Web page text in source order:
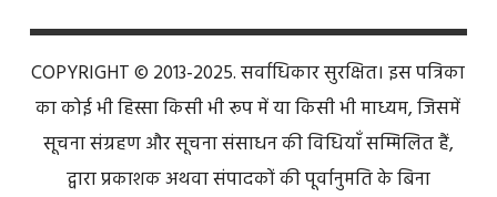
COPYRIGHT © 2013-2025. सर्वाधिकार सुरक्षित। इस पत्रिका
का कोई भी हिस्सा किसी भी रूप में या किसी भी माध्यम, जिसमें
सूचना संग्रहण और सूचना संसाधन की विधियाँ सम्मिलित हैं,
द्वारा प्रकाशक अथवा संपादकों की पूर्वानुमति के बिना